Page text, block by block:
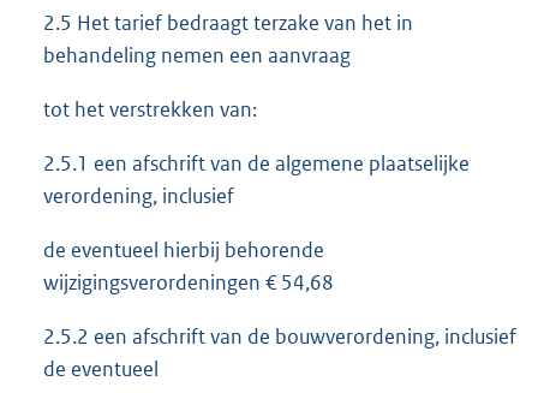
2.5 Het tarief bedraagt terzake van het in
behandeling nemen een aanvraag
tot het verstrekken van:
2.5.1 een afschrift van de algemene plaatselijke
verordening, inclusief
de eventueel hierbij behorende
wijzigingsverordeningen € 54,68
2.5.2 een afschrift van de bouwverordening, inclusief
de eventueel